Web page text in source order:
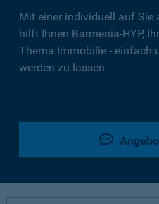
Mit einer individuell auf Sie
hilft Ihnen Barmenia-HYP,
Thema Immobilie - einfach
werden zu lassen.